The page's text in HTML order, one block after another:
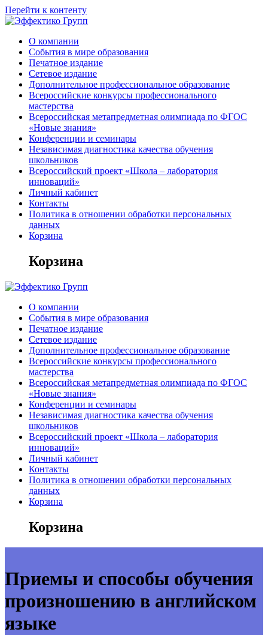
Перейти к контенту
О компании
События в мире образования
Печатное издание
Сетевое издание
Дополнительное профессиональное образование
Всероссийские конкурсы профессионального
мастерства
Всероссийская метапредметная олимпиада по ФГОС
«Новые знания»
Конференции и семинары
Независимая диагностика качества обучения
школьников
Всероссийский проект «Школа – лаборатория
инноваций»
Личный кабинет
Контакты
Политика в отношении обработки персональных
данных
Корзина
Корзина
О компании
События в мире образования
Печатное издание
Сетевое издание
Дополнительное профессиональное образование
Всероссийские конкурсы профессионального
мастерства
Всероссийская метапредметная олимпиада по ФГОС
«Новые знания»
Конференции и семинары
Независимая диагностика качества обучения
школьников
Всероссийский проект «Школа – лаборатория
инноваций»
Личный кабинет
Контакты
Политика в отношении обработки персональных
данных
Корзина
Корзина
Приемы и способы обучения
произношению в английском
языке